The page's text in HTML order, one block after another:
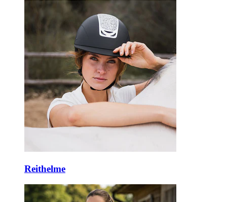
Reithelme